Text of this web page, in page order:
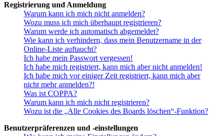
Registrierung und Anmeldung
Warum kann ich mich nicht anmelden?
Wozu muss ich mich überhaupt registrieren?
Warum werde ich automatisch abgemeldet?
Wie kann ich verhindern, dass mein Benutzername in der
Online-Liste auftaucht?
Ich habe mein Passwort vergessen!
Ich habe mich registriert, kann mich aber nicht anmelden!
Ich habe mich vor einiger Zeit registriert, kann mich aber
nicht mehr anmelden?!
Was ist COPPA?
Warum kann ich mich nicht registrieren?
Wozu ist die „Alle Cookies des Boards löschen“-Funktion?
Benutzerpräferenzen und -einstellungen